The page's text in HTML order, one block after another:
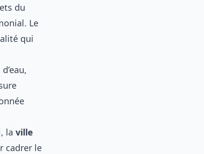
du
Le
qui
la ville
cadrer le